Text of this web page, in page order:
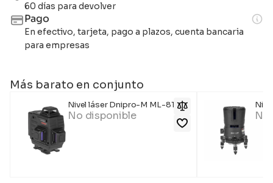
60 días para devolver
Pago
En efectivo, tarjeta, pago a plazos, cuenta bancaria
para empresas
Más barato en conjunto
Nivel láser Dnipro-M ML-816G
No disponible No